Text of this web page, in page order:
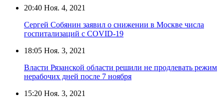
20:40 Ноя. 4, 2021
Сергей Собянин заявил о снижении в Москве числа
госпитализаций с COVID-19
18:05 Ноя. 3, 2021
Власти Рязанской области решили не продлевать режим
нерабочих дней после 7 ноября
15:20 Ноя. 3, 2021